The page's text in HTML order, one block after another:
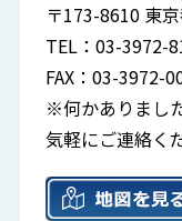
〒173-8610 東
TEL：03-3972-
FAX：03-3972-
※何かありまし
気軽にご連絡く